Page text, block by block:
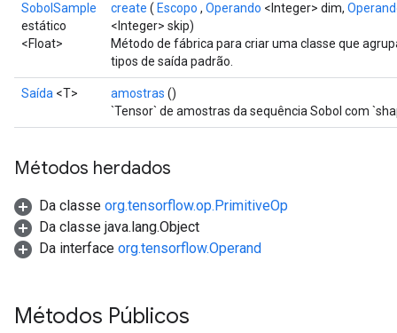
SobolSample
estático
<Float>
create ( Escopo , Operando <Integer> dim,
<Integer> skip)
Método de fábrica para criar uma classe que
tipos de saída padrão.
Saída <T> amostras ()
`Tensor` de amostras da sequência Sobol com
Métodos herdados
Da classe org.tensorflow.op.PrimitiveOp
Da classe java.lang.Object
Da interface org.tensorflow.Operand
Métodos Públicos